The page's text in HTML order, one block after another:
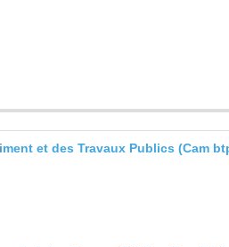
et des Travaux Publics (Cam